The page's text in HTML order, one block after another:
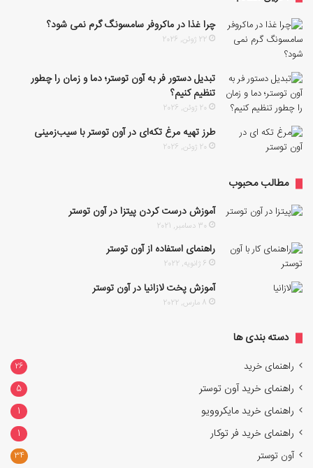
چرا غذا در ماکروفر سامسونگ گرم نمی شود؟
22 ژوئن, 2026
تبدیل دستور فر به آون توستر؛ دما و زمان را چطور
تنظیم کنیم؟
20 ژوئن, 2026
طرز تهیه مرغ تکه‌ای در آون توستر با سیب‌زمینی
20 ژوئن, 2026
مطالب محبوب
آموزش درست کردن پیتزا در آون توستر
30 دسامبر, 2021
راهنمای استفاده از آون توستر
6 ژانویه, 2022
آموزش پخت لازانیا در آون توستر
8 مارس, 2022
دسته بندی ها
راهنمای خرید 26
راهنمای خرید آون توستر 5
راهنمای خرید مایکروویو 1
راهنمای خرید فر توکار 1
آون توستر 34